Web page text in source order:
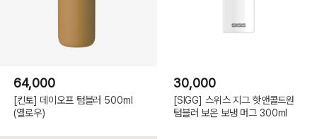
64,000
[킨토] 데이오프 텀블러 500ml
(옐로우)
30,000
[SIGG] 스위스 지그 핫앤콜드원
텀블러 보온 보냉 머그 300ml